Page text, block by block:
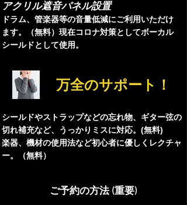
アクリル遮音パネル設置
ドラム、管楽器等の音量低減にご利用いただけ
ます。（無料）現在コロナ対策としてボーカル
シールドとして使用。
万全のサポート！
シールドやストラップなどの忘れ物、ギター弦の
切れ補充など、うっかりミスに対応。(無料)
楽器、機材の使用法など初心者に優しくレクチャ
ー。（無料）
ご予約の方法 (重要)